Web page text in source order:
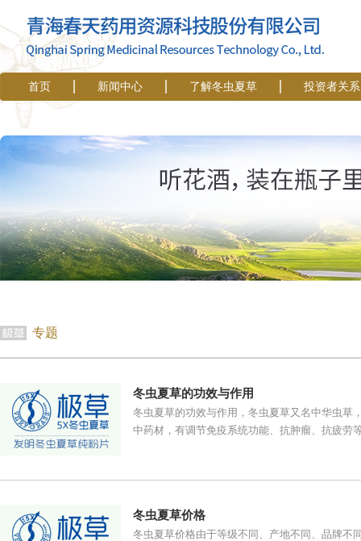
首页 新闻中心 了解冬虫夏草 投资者关系
专题
冬虫夏草的功效与作用
冬虫夏草的功效与作用，冬虫夏草又名中华虫草
中药材，有调节免疫系统功能、抗肿瘤、抗疲劳
冬虫夏草价格
冬虫夏草价格由于等级不同、产地不同、品牌不